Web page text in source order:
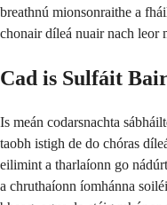
breathnú mionsonraithe a
chonair díleá nuair nach leor
Cad is Sulfáit
Is meán codarsnachta
taobh istigh de do chóras
eilimint a tharlaíonn go
a chruthaíonn íomhánna